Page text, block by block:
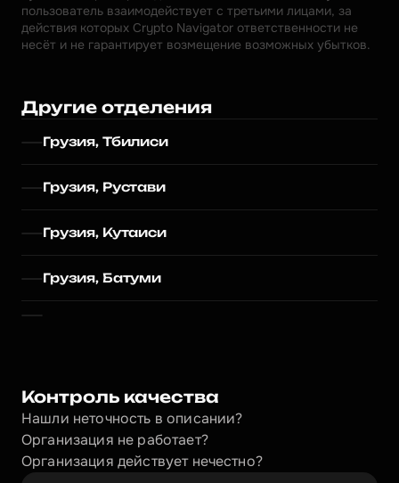
пользователь взаимодействует с третьими лицами, за
действия которых Crypto Navigator ответственности не
несёт и не гарантирует возмещение возможных убытков.
Другие отделения
Грузия, Тбилиси
Грузия, Рустави
Грузия, Кутаиси
Грузия, Батуми
Контроль качества
Нашли неточность в описании?
Организация не работает?
Организация действует нечестно?